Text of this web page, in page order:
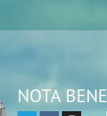
NOTA BENE